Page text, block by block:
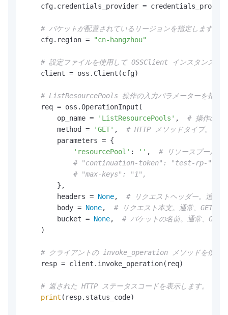
cfg.credentials_provider =
# バケットが配置されているリージョンを指定します
    cfg.region =
"cn-hangzhou"
# 設定ファイルを使用して OSSClient インスタンスを
    client = oss.Client(cfg)
# ListResourcePools 操作の入力パラメーターを指定
    req = oss.OperationInput(
        op_name =
'ListResourcePools' , # 操作の名
        method =
'GET' , # HTTP メソッドタイプ。こ
        parameters = {
'resourcePool' : '' , # リソースプールパ
# "continuation-token": "test-rp-",  # オプ
# "max-keys": "1",                 # オプシ
        },
        headers =
None, # リクエストヘッダー。追加
        body =
None, # リクエスト本文。通常、GET リ
        bucket =
None, # バケットの名前。通常、GET
    )
# クライアントの invoke_operation メソッドを使用し
    resp = client.invoke_operation(req)
# 返された HTTP ステータスコードを表示します。
print (resp.status_code)